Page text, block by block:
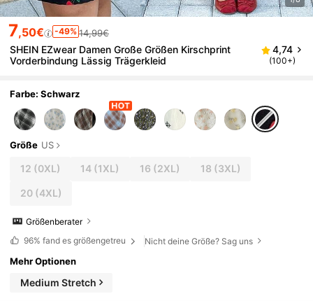
7,50€ -49% 14,99€
SHEIN EZwear Damen Große Größen Kirschprint
Vorderbindung Lässig Trägerkleid
4,74
(100+)
Farbe: Schwarz
Größe US
12 (0XL) 14 (1XL) 16 (2XL) 18 (3XL)
20(4XL)
Größenberater
96% fand es größengetreu Nicht deine Größe? Sag uns
Mehr Optionen
Medium Stretch